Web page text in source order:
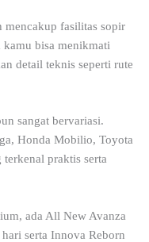
mencakup fasilitas sopir
kamu bisa menikmati
detail teknis seperti rute
sangat bervariasi.
Honda Mobilio, Toyota
praktis serta
ada All New Avanza
serta Innova Reborn